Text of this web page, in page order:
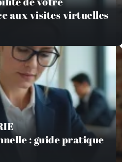
aux visites virtuelles
: guide pratique